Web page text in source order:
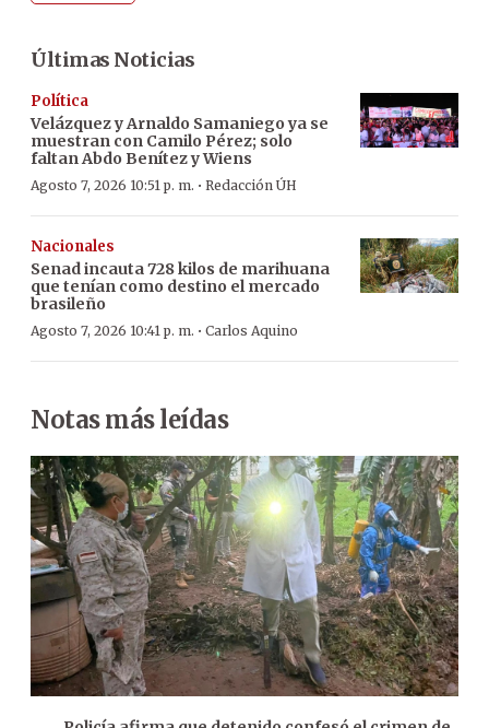
Últimas Noticias
Política
Velázquez y Arnaldo Samaniego ya se
muestran con Camilo Pérez; solo
faltan Abdo Benítez y Wiens
Agosto 7, 2026 10:51 p. m. · Redacción ÚH
Nacionales
Senad incauta 728 kilos de marihuana
que tenían como destino el mercado
brasileño
Agosto 7, 2026 10:41 p. m. · Carlos Aquino
Notas más leídas